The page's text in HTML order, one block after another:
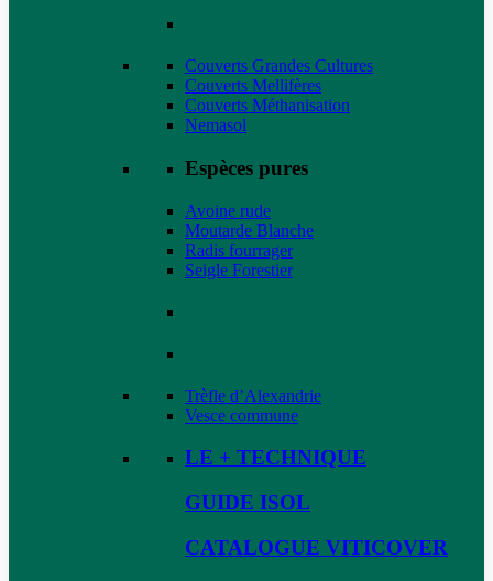
Couverts Grandes Cultures
Couverts Mellifères
Couverts Méthanisation
Nemasol
Espèces pures
Avoine rude
Moutarde Blanche
Radis fourrager
Seigle Forestier
Trèfle d’Alexandrie
Vesce commune
LE + TECHNIQUE
GUIDE ISOL
CATALOGUE VITICOVER